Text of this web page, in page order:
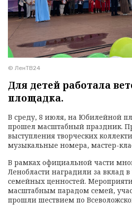
© ЛенТВ24
Для детей работала
площадка.
В среду, 8 июля, на Юбилейной
прошел масштабный праздник.
выступления творческих
музыкальные номера, мастер-
В рамках официальной части
Ленобласти наградили за вклад
семейных ценностей.
масштабным парадом семей,
прошли шествием по